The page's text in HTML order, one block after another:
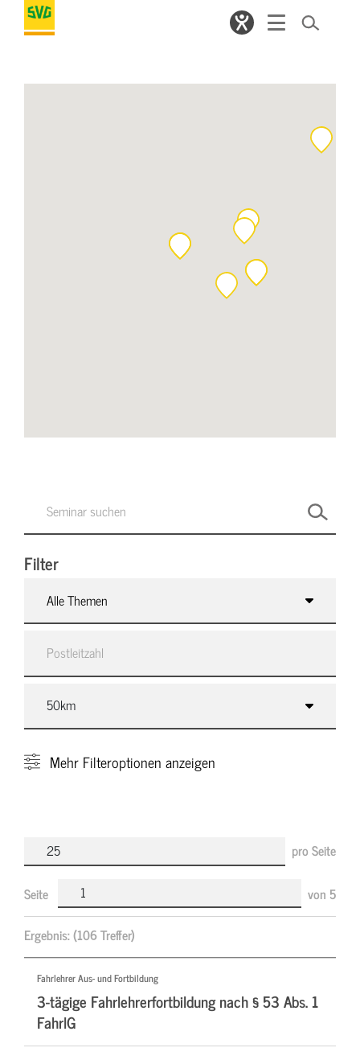
Filter
Alle Themen
Mehr Filteroptionen anzeigen
pro Seite
Seite von 5
Ergebnis:(106 Treffer)
Fahrlehrer Aus- und Fortbildung
3-tägige Fahrlehrerfortbildung nach § 53 Abs. 1
FahrlG